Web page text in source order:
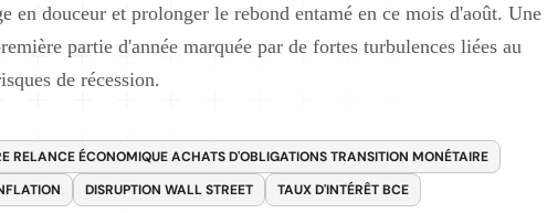
en douceur et prolonger le rebond entamé en ce mois d'août. Une
partie d'année marquée par de fortes turbulences liées au
de récession.
RELANCE ÉCONOMIQUE ACHATS D'OBLIGATIONS TRANSITION MONÉTAIRE
DISRUPTION WALL STREET TAUX D'INTÉRÊT BCE